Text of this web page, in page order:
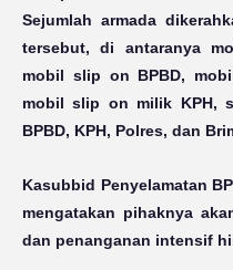
Sejumlah armada
tersebut, di antaranya
mobil slip on BPBD,
mobil slip on milik KPH,
BPBD, KPH, Polres, dan
Kasubbid Penyelamatan
mengatakan pihaknya
dan penanganan intensif